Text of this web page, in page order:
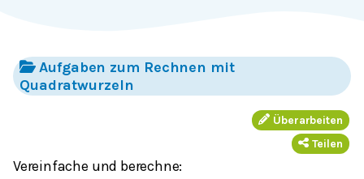
Aufgaben zum Rechnen mit
Quadratwurzeln
Überarbeiten
Teilen
Vereinfache und berechne: